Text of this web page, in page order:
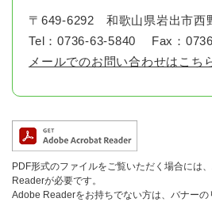
〒649-6292
和歌山県岩出市西
Tel：0736-63-5840
Fax：
メールでのお問い合わせはこち
PDF形式のファイルをご覧いただく場合には
Readerが必要です。
Adobe Readerをお持ちでない方は、バナー